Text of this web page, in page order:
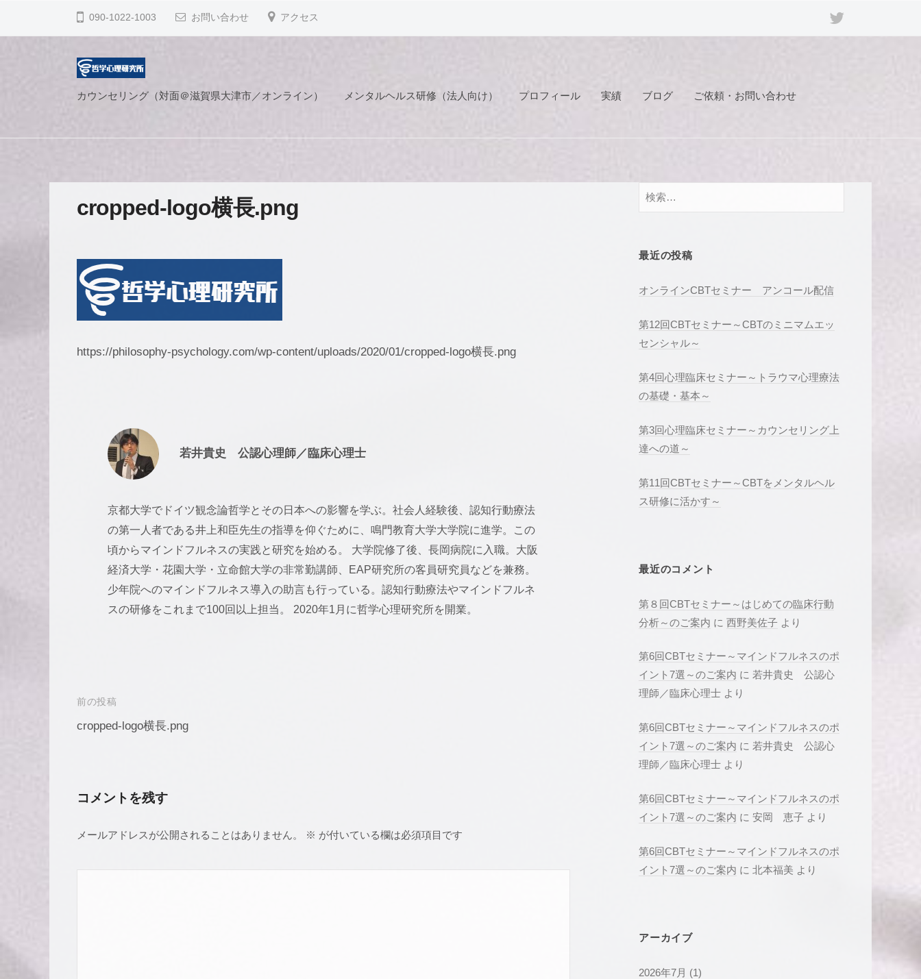
090-1022-1003 お問い合わせ アクセス
哲
心
研
究
滋
で
行
動
の
カウンセリング（対面＠滋賀県大津市／オンライン） メンタルヘルス研修（法人向け） プロフィール 実績 ブログ ご依頼・お問い合わせ
cropped-logo横長.png
https://philosophy-psychology.com/wp-content/uploads/2020/01/cropped-logo横長.png
若井貴史 公認心理師／臨床心理士
京都大学でドイツ観念論哲学とその日本への影響を学ぶ。社会人経験後、認知行動療法
の第一人者である井上和臣先生の指導を仰ぐために、鳴門教育大学大学院に進学。この
頃からマインドフルネスの実践と研究を始める。 大学院修了後、長岡病院に入職。大阪
経済大学・花園大学・立命館大学の非常勤講師、EAP研究所の客員研究員などを兼務。
少年院へのマインドフルネス導入の助言も行っている。認知行動療法やマインドフルネ
スの研修をこれまで100回以上担当。 2020年1月に哲学心理研究所を開業。
投
稿
ゲ
シ
前の投稿
cropped-logo横長.png
コメントを残す
メールアドレスが公開されることはありません。 ※ が付いている欄は必須項目です
検
最近の投稿
オンラインCBTセミナー アンコール配信
第12回CBTセミナー～CBTのミニマムエッ
センシャル～
第4回心理臨床セミナー～トラウマ心理療法
の基礎・基本～
第3回心理臨床セミナー～カウンセリング上
達への道～
第11回CBTセミナー～CBTをメンタルヘル
ス研修に活かす～
最近のコメント
第８回CBTセミナー～はじめての臨床行動
分析～のご案内 に西野美佐子 より
第6回CBTセミナー～マインドフルネスのポ
イント7選～のご案内 に若井貴史 公認心
理師／臨床心理士 より
第6回CBTセミナー～マインドフルネスのポ
イント7選～のご案内 に 若井貴史 公認心
理師／臨床心理士 より
第6回CBTセミナー～マインドフルネスのポ
イント7選～のご案内 に安岡 恵子 より
第6回CBTセミナー～マインドフルネスのポ
イント7選～のご案内 に北本福美 より
アーカイブ
2026年7月 (1)
理
研
究
所